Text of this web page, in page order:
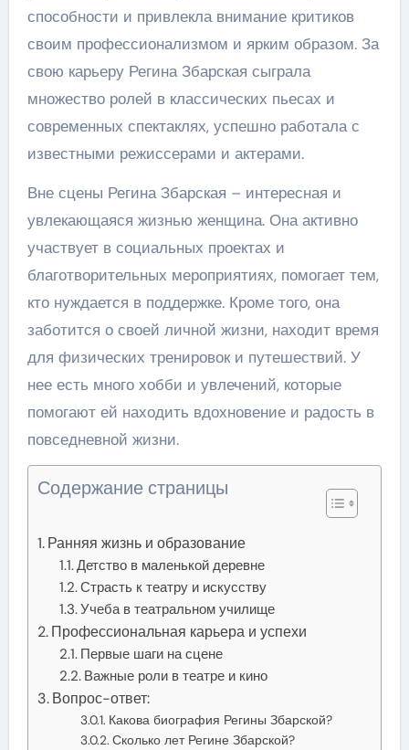
способности и привлекла внимание критиков
своим профессионализмом и ярким образом. За
свою карьеру Регина Збарская сыграла
множество ролей в классических пьесах и
современных спектаклях, успешно работала с
известными режиссерами и актерами.
Вне сцены Регина Збарская – интересная и
увлекающаяся жизнью женщина. Она активно
участвует в социальных проектах и
благотворительных мероприятиях, помогает тем,
кто нуждается в поддержке. Кроме того, она
заботится о своей личной жизни, находит время
для физических тренировок и путешествий. У
нее есть много хобби и увлечений, которые
помогают ей находить вдохновение и радость в
повседневной жизни.
Содержание страницы
Ранняя жизнь и образование
Детство в маленькой деревне
Страсть к театру и искусству
Учеба в театральном училище
Профессиональная карьера и успехи
Первые шаги на сцене
Важные роли в театре и кино
Вопрос-ответ:
Какова биография Регины Збарской?
Сколько лет Регине Збарской?